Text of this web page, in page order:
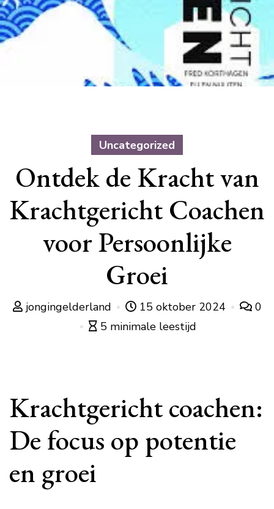
Uncategorized
Ontdek de Kracht van
Krachtgericht Coachen
voor Persoonlijke
Groei
jongingelderland 15 oktober 2024
0
5 minimale leestijd
Krachtgericht coachen:
De focus op potentie
en groei